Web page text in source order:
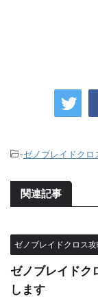
-ゼノブレイドクロ
関連記事
ゼノブレイドクロス
ゼノブレイドク
します